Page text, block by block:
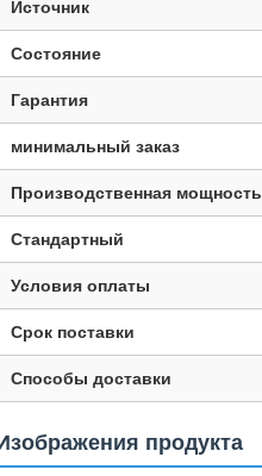
Источник
Состояние
Гарантия
минимальный заказ
Производственная мощность
Стандартный
Условия оплаты
Срок поставки
Способы доставки
продукта